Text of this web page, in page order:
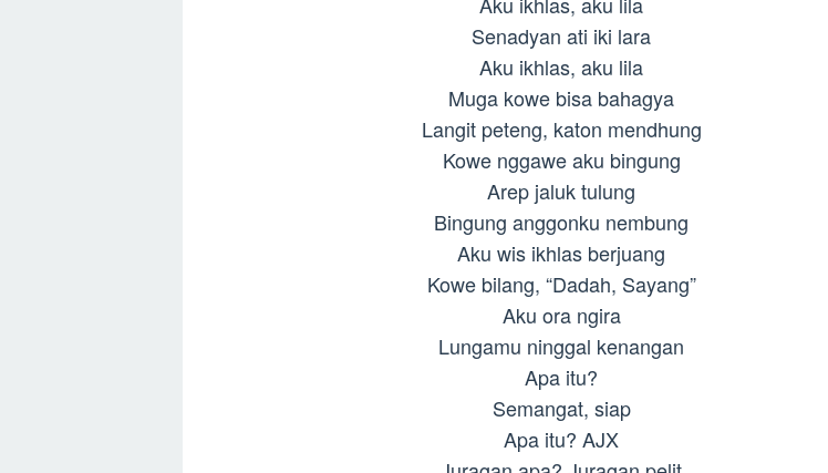
Senadyan ati iki lara
Aku ikhlas, aku lila
Muga kowe bisa bahagya
Langit peteng, katon mendhung
Kowe nggawe aku bingung
Arep jaluk tulung
Bingung anggonku nembung
Aku wis ikhlas berjuang
Kowe bilang, “Dadah, Sayang”
Aku ora ngira
Lungamu ninggal kenangan
Apa itu?
Semangat, siap
Apa itu? AJX